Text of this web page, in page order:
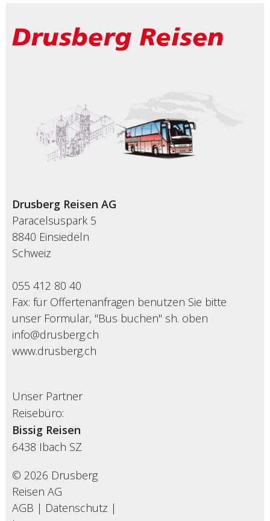
Drusberg Reisen AG
Paracelsuspark 5
8840 Einsiedeln
Schweiz
055 412 80 40
Fax: für Offertenanfragen benutzen Sie bitte
unser Formular, "Bus buchen" sh. oben
info@drusberg.ch
www.drusberg.ch
Unser Partner
Reisebüro:
Bissig Reisen
6438 Ibach SZ
© 2026 Drusberg
Reisen AG
AGB | Datenschutz |